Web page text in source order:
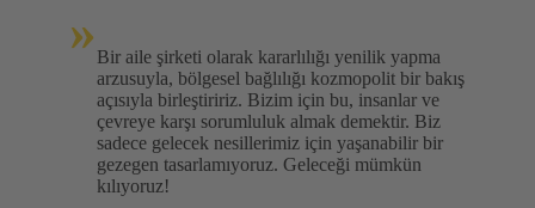
» Bir aile şirketi olarak kararlılığı yenilik yapma
arzusuyla, bölgesel bağlılığı kozmopolit bir bakış
açısıyla birleştiririz. Bizim için bu, insanlar ve
çevreye karşı sorumluluk almak demektir. Biz
sadece gelecek nesillerimiz için yaşanabilir bir
gezegen tasarlamıyoruz. Geleceği mümkün
kılıyoruz!